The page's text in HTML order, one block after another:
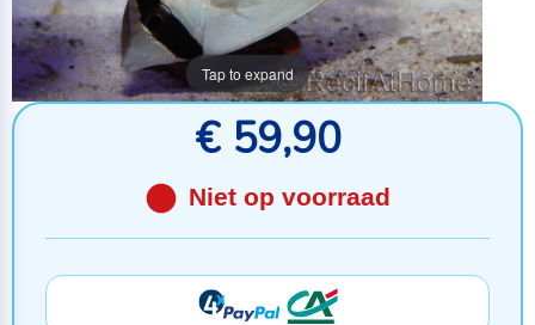
Tap to expand
€ 59,90
Niet op voorraad